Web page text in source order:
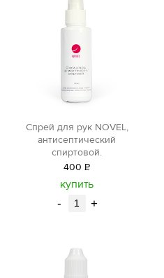
Спрей для рук NOVEL,
антисептический
спиртовой.
400 Р
уб.
купить
- +